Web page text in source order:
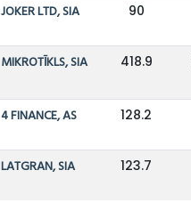
JOKER LTD, SIA 90
MIKROTĪKLS, SIA 418.9
4 FINANCE, AS 128.2
LATGRAN, SIA 123.7